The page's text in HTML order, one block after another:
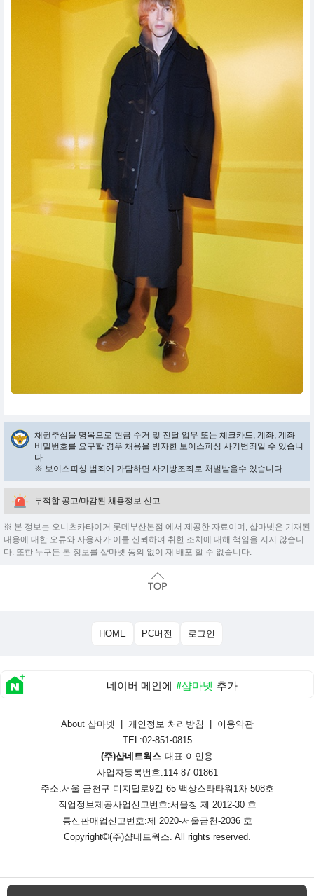
채권추심을 명목으로 현금 수거 및 전달 업무 또는 체크카드, 계좌, 계좌
비밀번호를 요구할 경우 채용을 빙자한 보이스피싱 사기범죄일 수 있습니
다.
※ 보이스피싱 범죄에 가담하면 사기방조죄로 처벌받을수 있습니다.
부적합 공고/마감된 채용정보 신고
※ 본 정보는 오니츠카타이거 롯데부산본점 에서 제공한 자료이며, 샵마넷은 기재된
내용에 대한 오류와 사용자가 이를 신뢰하여 취한 조치에 대해 책임을 지지 않습니
다. 또한 누구든 본 정보를 샵마넷 동의 없이 재 배포 할 수 없습니다.
HOME PC버전 로그인
네이버 메인에 #샵마넷 추가
About 샵마넷 개인정보 처리방침
이용약관
TEL:02-851-0815
(주)샵네트웍스 대표 이인용
사업자등록번호:114-87-01861
주소:서울 금천구 디지털로9길 65 백상스타타워1차 508호
직업정보제공사업신고번호:서울청 제 2012-30 호
통신판매업신고번호:제 2020-서울금천-2036 호
Copyright©(주)샵네트웍스. All rights reserved.